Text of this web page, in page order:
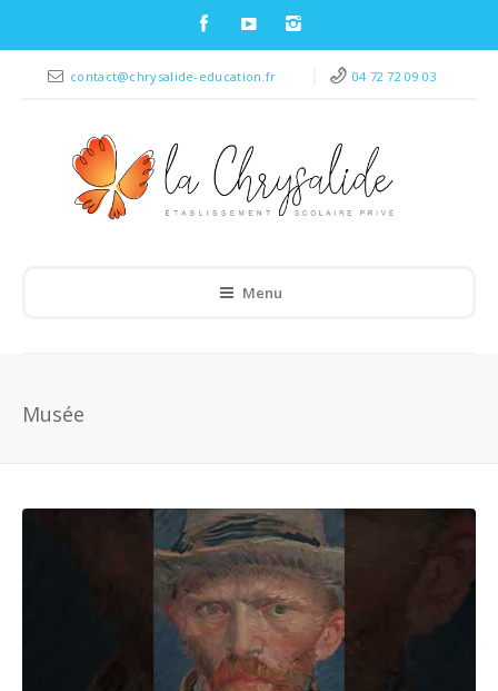
contact@chrysalide-education.fr 04 72 72 09 03
Menu
Musée